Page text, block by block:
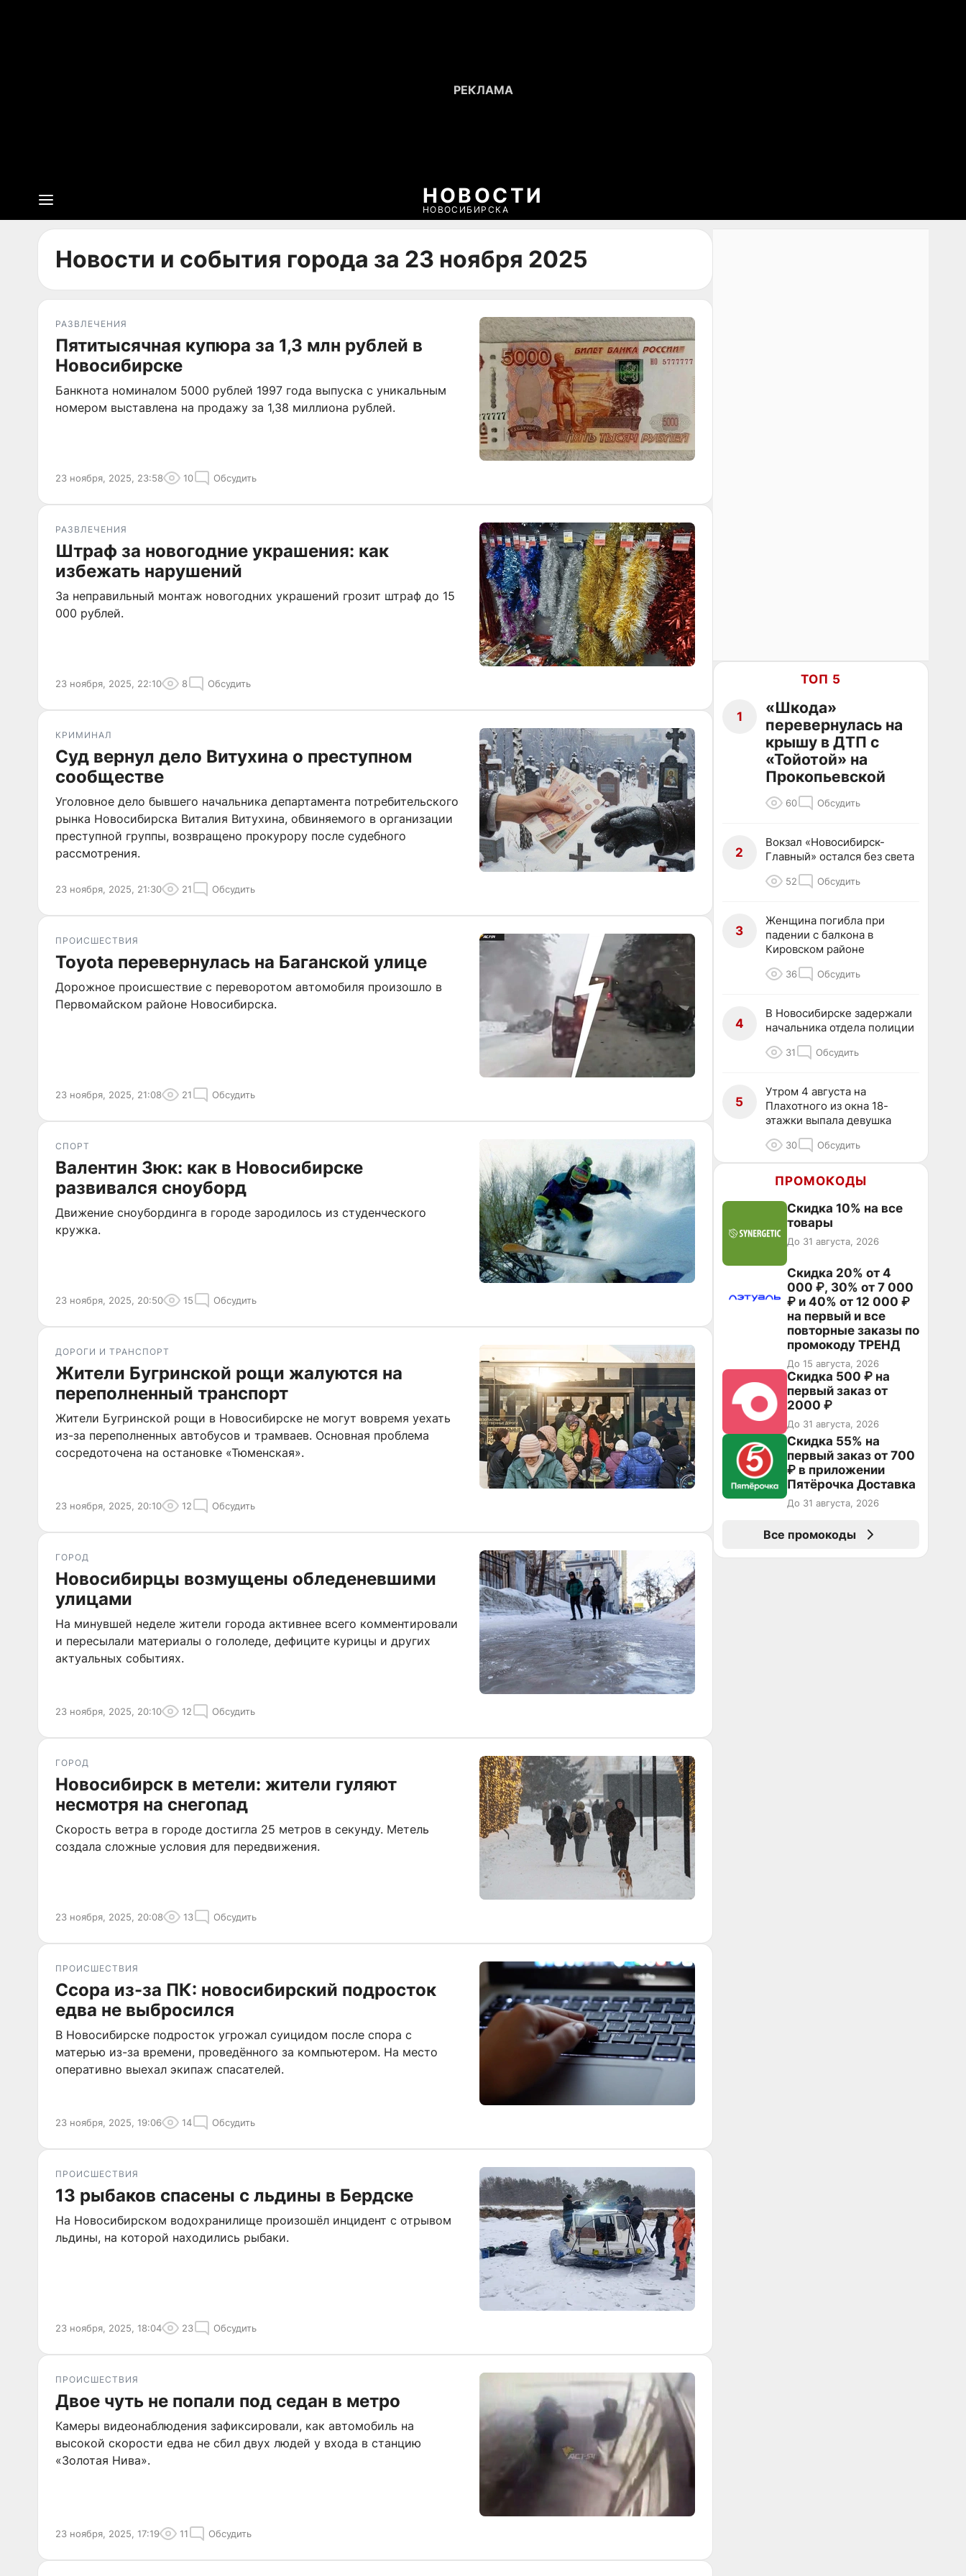
НОВОСТИ
НОВОСИБИРСКА
Новости и события города за 23 ноября 2025
РАЗВЛЕЧЕНИЯ
Пятитысячная купюра за 1,3 млн рублей в
Новосибирске
Банкнота номиналом 5000 рублей 1997 года выпуска с уникальным
номером выставлена на продажу за 1,38 миллиона рублей.
23 ноября, 2025, 23:58 10 Обсудить
РАЗВЛЕЧЕНИЯ
Штраф за новогодние украшения: как
избежать нарушений
За неправильный монтаж новогодних украшений грозит штраф до 15
000 рублей.
23 ноября, 2025, 22:10 8 Обсудить
КРИМИНАЛ
Суд вернул дело Витухина о преступном
сообществе
Уголовное дело бывшего начальника департамента потребительского
рынка Новосибирска Виталия Витухина, обвиняемого в организации
преступной группы, возвращено прокурору после судебного
рассмотрения.
23 ноября, 2025, 21:30 21 Обсудить
ПРОИСШЕСТВИЯ
Toyota перевернулась на Баганской улице
Дорожное происшествие с переворотом автомобиля произошло в
Первомайском районе Новосибирска.
23 ноября, 2025, 21:08 21 Обсудить
СПОРТ
Валентин Зюк: как в Новосибирске
развивался сноуборд
Движение сноубординга в городе зародилось из студенческого
кружка.
23 ноября, 2025, 20:50 15 Обсудить
ДОРОГИ И ТРАНСПОРТ
Жители Бугринской рощи жалуются на
переполненный транспорт
Жители Бугринской рощи в Новосибирске не могут вовремя уехать
из-за переполненных автобусов и трамваев. Основная проблема
сосредоточена на остановке «Тюменская».
23 ноября, 2025, 20:10 12 Обсудить
ГОРОД
Новосибирцы возмущены обледеневшими
улицами
На минувшей неделе жители города активнее всего комментировали
и пересылали материалы о гололеде, дефиците курицы и других
актуальных событиях.
23 ноября, 2025, 20:10 12 Обсудить
ГОРОД
Новосибирск в метели: жители гуляют
несмотря на снегопад
Скорость ветра в городе достигла 25 метров в секунду. Метель
создала сложные условия для передвижения.
23 ноября, 2025, 20:08 13 Обсудить
ПРОИСШЕСТВИЯ
Ссора из-за ПК: новосибирский подросток
едва не выбросился
В Новосибирске подросток угрожал суицидом после спора с
матерью из-за времени, проведённого за компьютером. На место
оперативно выехал экипаж спасателей.
23 ноября, 2025, 19:06 14 Обсудить
ПРОИСШЕСТВИЯ
13 рыбаков спасены с льдины в Бердске
На Новосибирском водохранилище произошёл инцидент с отрывом
льдины, на которой находились рыбаки.
23 ноября, 2025, 18:04 23 Обсудить
ПРОИСШЕСТВИЯ
Двое чуть не попали под седан в метро
Камеры видеонаблюдения зафиксировали, как автомобиль на
высокой скорости едва не сбил двух людей у входа в станцию
«Золотая Нива».
23 ноября, 2025, 17:19 11 Обсудить
ТОП 5
1
«Шкода»
перевернулась на
крышу в ДТП с
«Тойотой» на
Прокопьевской
60 Обсудить
2
Вокзал «Новосибирск-
Главный» остался без света
52 Обсудить
3
Женщина погибла при
падении с балкона в
Кировском районе
36 Обсудить
4
В Новосибирске задержали
начальника отдела полиции
31 Обсудить
5
Утром 4 августа на
Плахотного из окна 18-
этажки выпала девушка
30 Обсудить
ПРОМОКОДЫ
Скидка 10% на все
товары
До 31 августа, 2026
Скидка 20% от 4
000 ₽, 30% от 7 000
₽ и 40% от 12 000 ₽
на первый и все
повторные заказы по
промокоду ТРЕНД
До 15 августа, 2026
Скидка 500 ₽ на
первый заказ от
2000 ₽
До 31 августа, 2026
Скидка 55% на
первый заказ от 700
₽ в приложении
Пятёрочка Доставка
До 31 августа, 2026
Все промокоды